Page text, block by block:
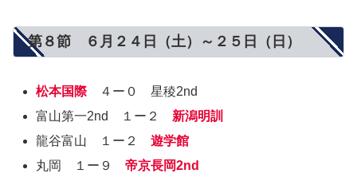
第８節 ６月２４日（土）～２５日（日）
松本国際４ー０ 星稜2nd
富山第一2nd １ー２ 新潟明訓
龍谷富山 １ー２遊学館
丸岡 １ー９帝京長岡2nd